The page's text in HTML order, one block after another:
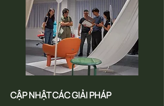
CẬP NHẬT CÁC GIẢI PHÁP